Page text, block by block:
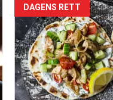
Forsiden
akkurat
nå
-
DAGENS RETT